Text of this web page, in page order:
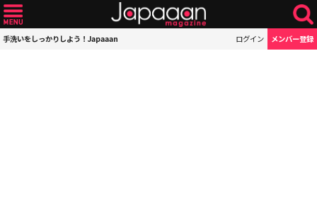
手洗いをしっかりしよう！Japaaan ログイン メンバー登録